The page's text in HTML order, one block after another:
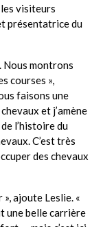
visiteurs
présentatrice du
Nous montrons
courses »,
faisons une
et j’amène
l’histoire du
C’est très
des chevaux
ajoute Leslie. «
une belle carrière